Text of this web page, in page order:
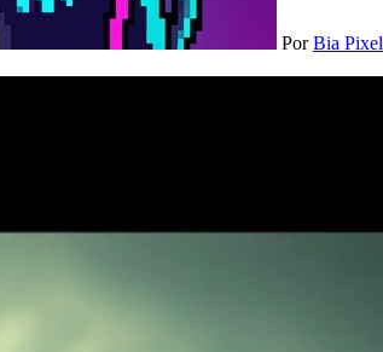
PorBia Pixel